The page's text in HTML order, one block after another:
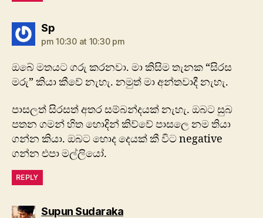
Spsays:
pm 10:30 at 10:30 pm
ඔබේ මතයට ගරු ක‍රනවා. මා කිසිම තැනක “සිරස
මරු” කියා කීවේ නැහැ. නමුත් මා අන්තවාදී නැහැ.
පාසලත් සිරසත් අත‍ර සම්බන්දයක් නැහැ. ඔබට සුබ
පතන ගමන් හිත හොදින් කිව්වේ පාසලෙ නම තියා
ගන්න කියා. ඔබට හොද දෙයක් කී විට negative
ගන්න එපා මල්ලියෝ.
REPLY
Supun Sudarakasays: